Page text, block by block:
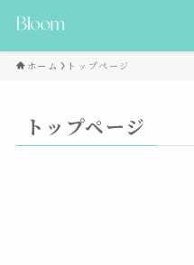
ホーム トップページ
トップページ